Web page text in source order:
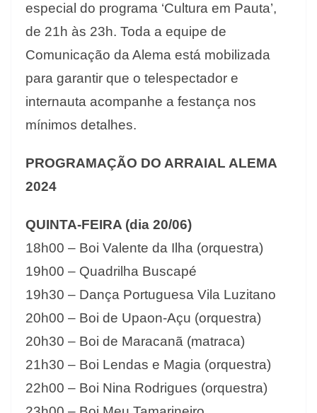
especial do programa ‘Cultura em Pauta’,
de 21h às 23h. Toda a equipe de
Comunicação da Alema está mobilizada
para garantir que o telespectador e
internauta acompanhe a festança nos
mínimos detalhes.
PROGRAMAÇÃO DO ARRAIAL ALEMA
2024
QUINTA-FEIRA (dia 20/06)
18h00 – Boi Valente da Ilha (orquestra)
19h00 – Quadrilha Buscapé
19h30 – Dança Portuguesa Vila Luzitano
20h00 – Boi de Upaon-Açu (orquestra)
20h30 – Boi de Maracanã (matraca)
21h30 – Boi Lendas e Magia (orquestra)
22h00 – Boi Nina Rodrigues (orquestra)